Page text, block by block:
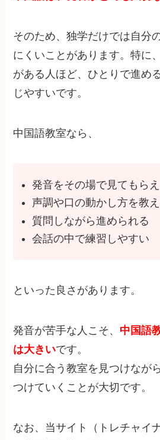
そのため、独学だけでは自分
にくいことがあります。特に
がある人ほど、ひとりで進め
じやすいです。
中国語教室なら、
発音をその場で見てもら
声調や口の動かし方を教
質問しながら進められる
会話の中で練習しやすい
といった良さがあります。
発音が苦手な人こそ、 中国語
は大きいです。
自分に合う教室を見つけなが
つけていくことが大切です。
なお、当サイト（トレチャイ